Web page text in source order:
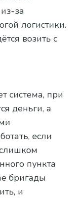
за
логистики.
возить с
система, при
деньги, а
если
пункта
бригады
и